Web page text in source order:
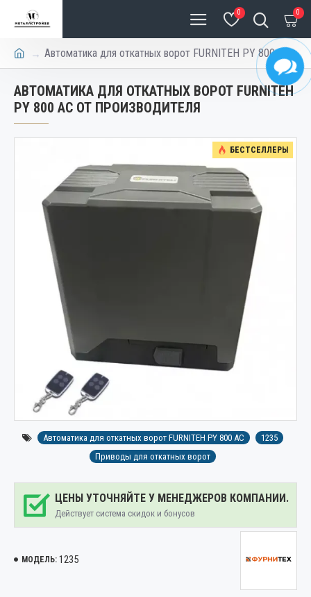
0 0
Автоматика для откатных ворот FURNITEH PY 800 AC
АВТОМАТИКА ДЛЯ ОТКАТНЫХ ВОРОТ FURNITEH
PY 800 AC ОТ ПРОИЗВОДИТЕЛЯ
БЕСТСЕЛЛЕРЫ
Автоматика для откатных ворот FURNITEH PY 800 AC
1235
Приводы для откатных ворот
ЦЕНЫ УТОЧНЯЙТЕ У МЕНЕДЖЕРОВ КОМПАНИИ.
Действует система скидок и бонусов
МОДЕЛЬ: 1235